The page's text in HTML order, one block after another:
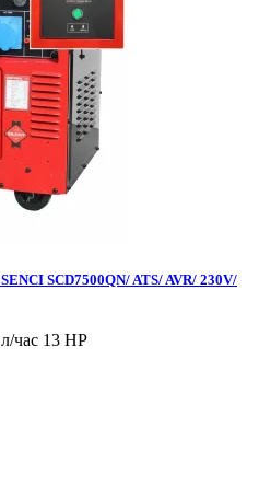
SCD7500QN/ ATS/ AVR/ 230V/
час 13 HP